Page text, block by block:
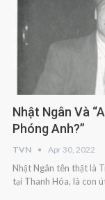
Nhật Ngân Và
Phóng Anh?”
TVN Apr 30, 2022
Nhật Ngân tên thật là
tại Thanh Hóa, là con